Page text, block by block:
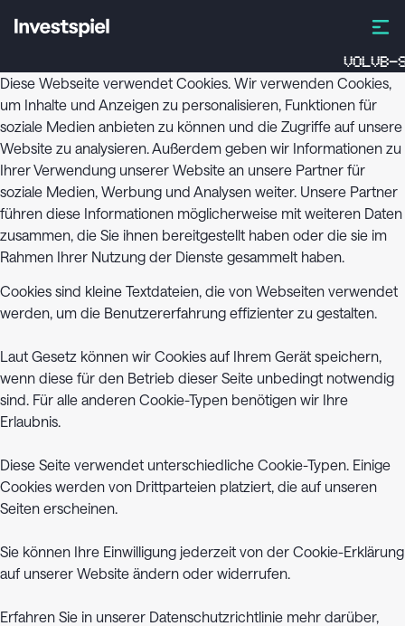
VOLVB-S
Diese Webseite verwendet Cookies. Wir verwenden Cookies,
um Inhalte und Anzeigen zu personalisieren, Funktionen für
soziale Medien anbieten zu können und die Zugriffe auf unsere
Website zu analysieren. Außerdem geben wir Informationen zu
Ihrer Verwendung unserer Website an unsere Partner für
soziale Medien, Werbung und Analysen weiter. Unsere Partner
führen diese Informationen möglicherweise mit weiteren Daten
zusammen, die Sie ihnen bereitgestellt haben oder die sie im
Rahmen Ihrer Nutzung der Dienste gesammelt haben.
Cookies sind kleine Textdateien, die von Webseiten verwendet
werden, um die Benutzererfahrung effizienter zu gestalten.
Laut Gesetz können wir Cookies auf Ihrem Gerät speichern,
wenn diese für den Betrieb dieser Seite unbedingt notwendig
sind. Für alle anderen Cookie-Typen benötigen wir Ihre
Erlaubnis.
Diese Seite verwendet unterschiedliche Cookie-Typen. Einige
Cookies werden von Drittparteien platziert, die auf unseren
Seiten erscheinen.
Sie können Ihre Einwilligung jederzeit von der Cookie-Erklärung
auf unserer Website ändern oder widerrufen.
Erfahren Sie in unserer Datenschutzrichtlinie mehr darüber,